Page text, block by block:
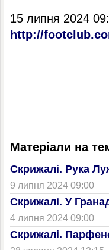
15 липня 2024
http://
Матеріали на
Скрижалі. Рука
9 липня 2024 09:00
Скрижалі. У
4 липня 2024 09:00
Скрижалі.